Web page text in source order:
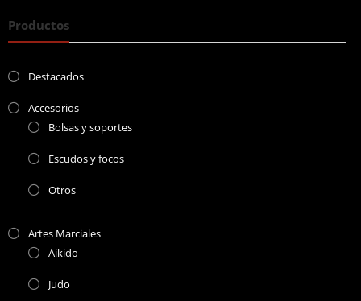
Productos
Destacados
Accesorios
Bolsas y soportes
Escudos y focos
Otros
Artes Marciales
Aikido
Judo